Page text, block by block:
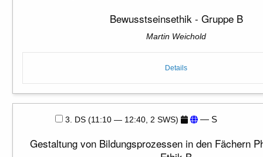
Bewusstseinsethik - Gruppe B
Martin Weichold
Details
3. DS (11:10 — 12:40, 2 SWS) — S
Gestaltung von Bildungsprozessen in den Fächern